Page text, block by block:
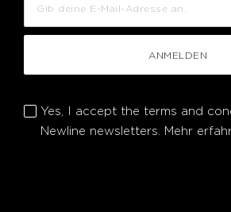
ANMELDEN
Yes, I accept the terms and
Newline newsletters. Mehr